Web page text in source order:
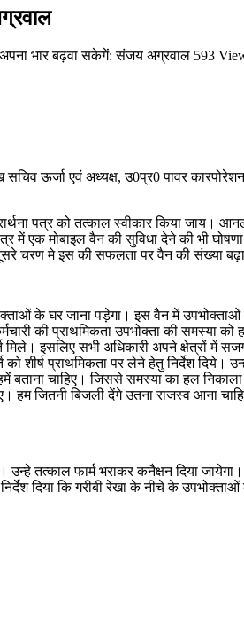
भार बढ़वा सकेगें: संजय अग्रवाल 593
ऊर्जा एवं अध्यक्ष, उ0प्र0 पावर
पत्र को तत्काल स्वीकार किया जाय।
में एक मोबाइल वैन की सुविधा देने की भी
चरण मे इस की सफलता पर वैन की संख्या बढ़ा
के घर जाना पड़ेगा। इस वैन में
की प्राथमिकता उपभोक्ता की समस्या को
इसलिए सभी अधिकारी अपने क्षेत्रों में
शीर्ष प्राथमिकता पर लेने हेतु निर्देश दिये।
चाहिए। जिससे समस्या का हल
हम जितनी बिजली देंगे उतना राजस्व
उन्हे तत्काल फार्म भराकर कनैक्षन दिया
दिया कि गरीबी रेखा के नीचे के